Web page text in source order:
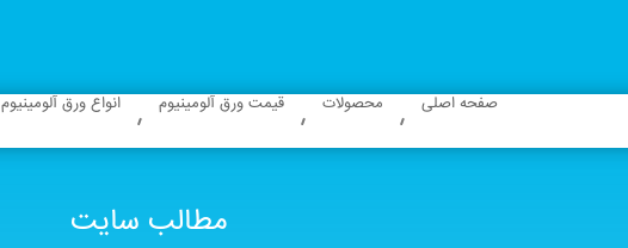
صفحه اصلی محصولات قیمت ورق آلومینیوم انواع ورق آلومینیوم
مطالب سایت